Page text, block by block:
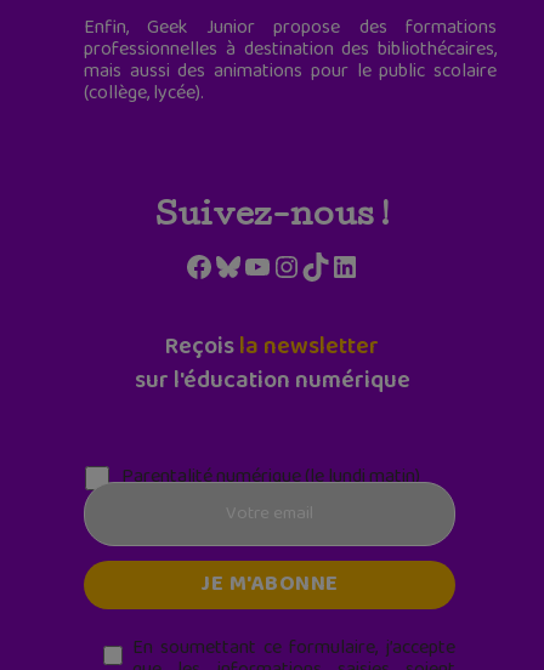
Enfin, Geek Junior propose des formations
professionnelles à destination des bibliothécaires,
mais aussi des animations pour le public scolaire
(collège, lycée).
Suivez-nous !
Facebook
Bluesky
YouTube
Instagram
TikTokLinkedIn
Reçoisla newsletter
sur l'éducation numérique
Parentalité numérique (le lundi matin)
En soumettant ce formulaire, j’accepte